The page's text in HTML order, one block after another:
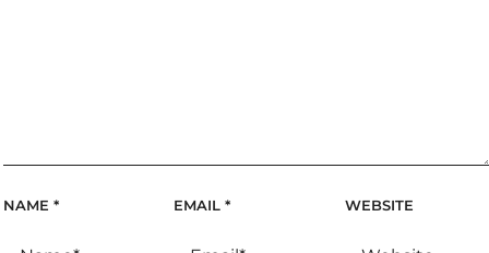
NAME * EMAIL* WEBSITE